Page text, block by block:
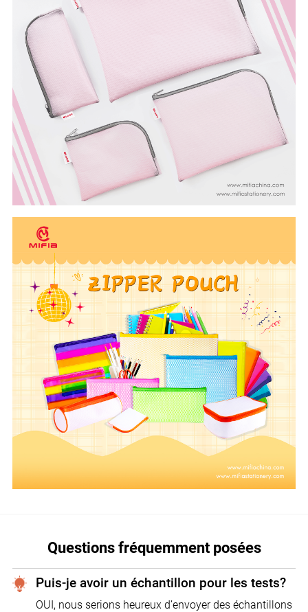
Questions fréquemment posées
Puis-je avoir un échantillon pour les tests?
OUI, nous serions heureux d’envoyer des échantillons